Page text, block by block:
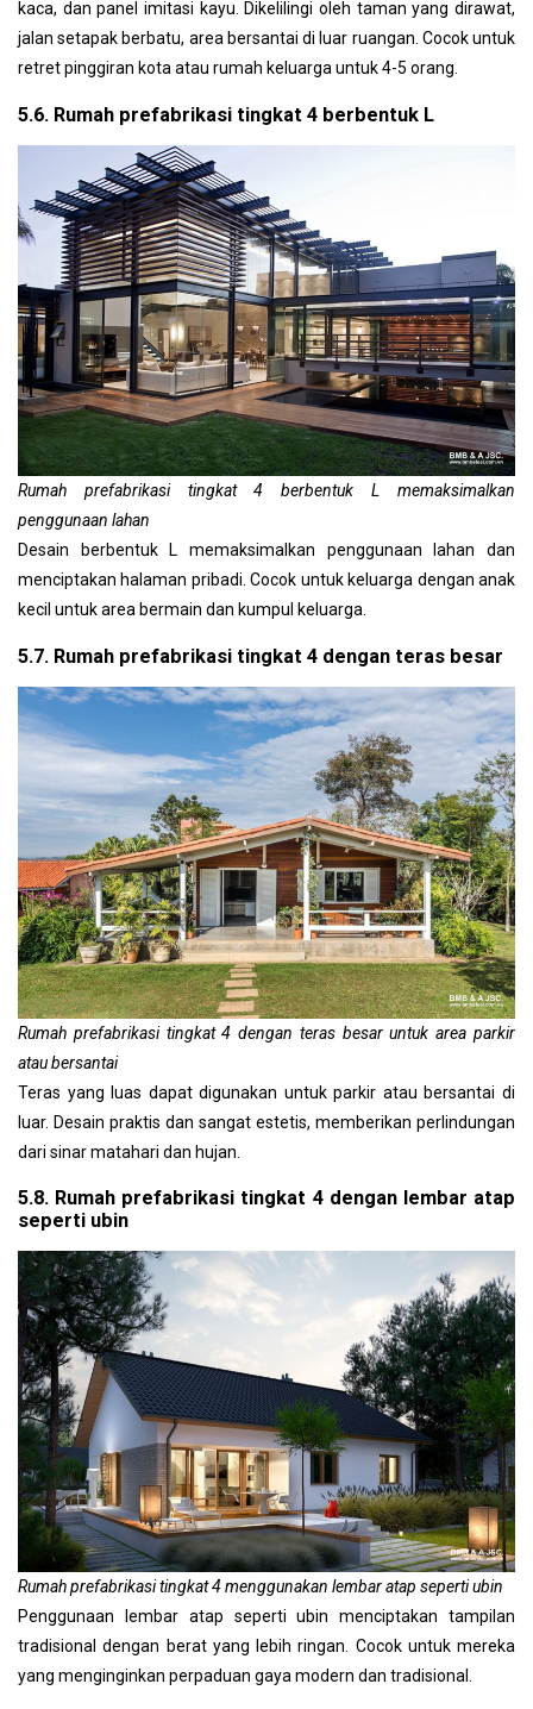
kaca, dan panel imitasi kayu. Dikelilingi oleh taman yang dirawat,
jalan setapak berbatu, area bersantai di luar ruangan. Cocok untuk
retret pinggiran kota atau rumah keluarga untuk 4-5 orang.
5.6. Rumah prefabrikasi tingkat 4 berbentuk L
Rumah prefabrikasi tingkat 4 berbentuk L memaksimalkan
penggunaan lahan
Desain berbentuk L memaksimalkan penggunaan lahan dan
menciptakan halaman pribadi. Cocok untuk keluarga dengan anak
kecil untuk area bermain dan kumpul keluarga.
5.7. Rumah prefabrikasi tingkat 4 dengan teras besar
Rumah prefabrikasi tingkat 4 dengan teras besar untuk area parkir
atau bersantai
Teras yang luas dapat digunakan untuk parkir atau bersantai di
luar. Desain praktis dan sangat estetis, memberikan perlindungan
dari sinar matahari dan hujan.
5.8. Rumah prefabrikasi tingkat 4 dengan lembar atap
seperti ubin
Rumah prefabrikasi tingkat 4 menggunakan lembar atap seperti ubin
Penggunaan lembar atap seperti ubin menciptakan tampilan
tradisional dengan berat yang lebih ringan. Cocok untuk mereka
yang menginginkan perpaduan gaya modern dan tradisional.